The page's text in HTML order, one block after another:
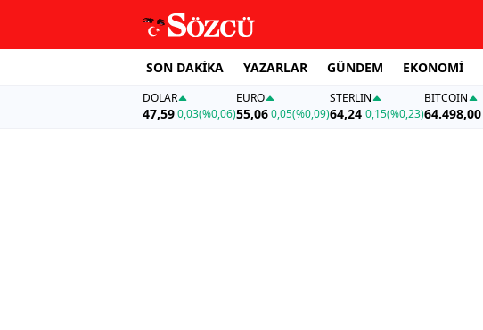
SON DAKİKA YAZARLAR GÜNDEM EKONOMİ
DOLAR
47,590,03(%0,06)
EURO
55,06 0,05(%0,09)
STERLIN
64,24 0,15(%0,23)
BITCOIN
64.498,00